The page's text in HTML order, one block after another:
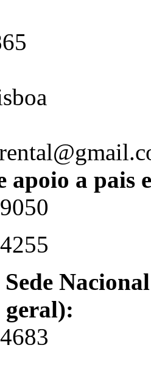
apoio a pais
Sede